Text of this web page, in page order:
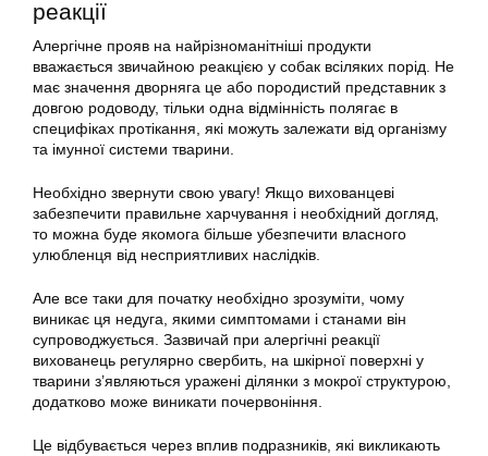
реакції
Алергічне прояв на найрізноманітніші продукти
вважається звичайною реакцією у собак всіляких порід. Не
має значення дворняга це або породистий представник з
довгою родоводу, тільки одна відмінність полягає в
специфіках протікання, які можуть залежати від організму
та імунної системи тварини.
Необхідно звернути свою увагу! Якщо вихованцеві
забезпечити правильне харчування і необхідний догляд,
то можна буде якомога більше убезпечити власного
улюбленця від несприятливих наслідків.
Але все таки для початку необхідно зрозуміти, чому
виникає ця недуга, якими симптомами і станами він
супроводжується. Зазвичай при алергічні реакції
вихованець регулярно свербить, на шкірної поверхні у
тварини з’являються уражені ділянки з мокрої структурою,
додатково може виникати почервоніння.
Це відбувається через вплив подразників, які викликають